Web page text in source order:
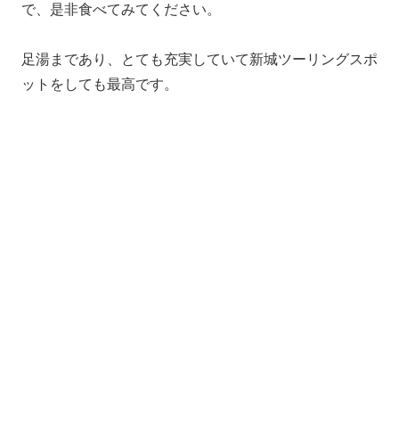
で、是非食べてみてください。
足湯まであり、とても充実していて新城ツーリングスポ
ットをしても最高です。